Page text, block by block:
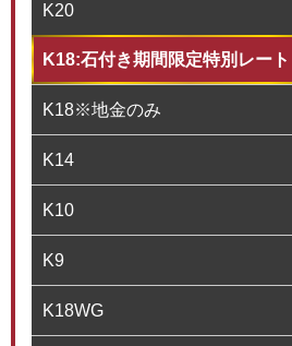
K20
K18:石付き期間限定特別レート
K18※地金のみ
K14
K10
K9
K18WG